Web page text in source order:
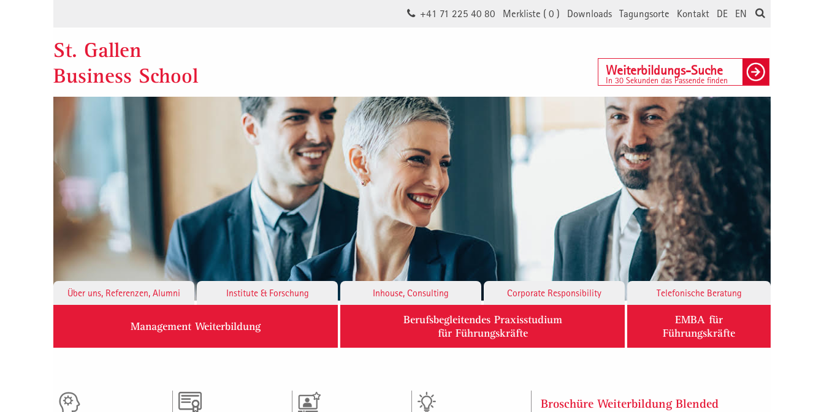
EN
DE
Kontakt
Tagungsorte
Downloads
Merkliste (0 )
+41 71 225 40 80
St. Gallen
Business School
Weiterbildungs-Suche
In 30 Sekunden das Passende finden
Über uns, Referenzen, Alumni Institute & Forschung Inhouse, Consulting Corporate Responsibility Telefonische Beratung
Management Weiterbildung
Berufsbegleitendes Praxisstudium
für Führungskräfte
EMBA für
Führungskräfte
Broschüre Weiterbildung Blended